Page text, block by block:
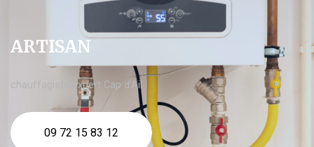
ARTISAN
chauffagiste expert Cap d'Ail
09 72 15 83 12